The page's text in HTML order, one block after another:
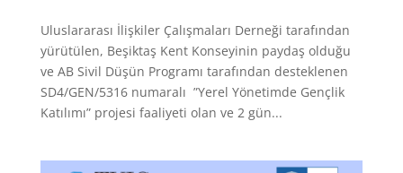
Uluslararası İlişkiler Çalışmaları Derneği tarafından
yürütülen, Beşiktaş Kent Konseyinin paydaş olduğu
ve AB Sivil Düşün Programı tarafından desteklenen
SD4/GEN/5316 numaralı ”Yerel Yönetimde Gençlik
Katılımı” projesi faaliyeti olan ve 2 gün...